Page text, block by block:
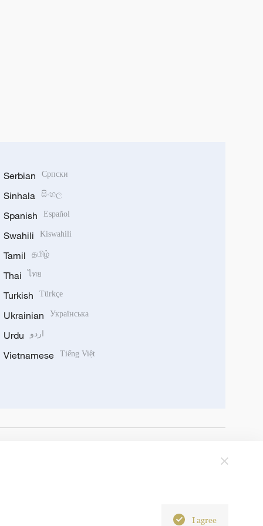
Serbian Српски
Sinhala සිංහල
Spanish Español
Swahili Kiswahili
Tamil தமிழ்
Thai ไทย
Turkish Türkçe
Ukrainian Українська
Urdu اردو
Vietnamese Tiếng Việt
I agree